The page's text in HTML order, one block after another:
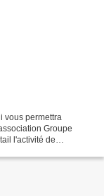
vous permettra
Groupe
l'activité de